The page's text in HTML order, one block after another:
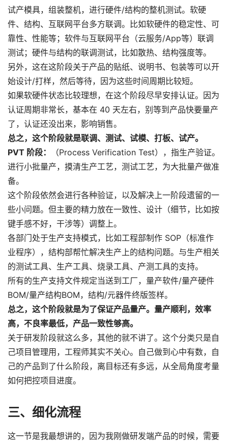
试产模具，组装整机，进行硬件/结构的整机测试。软硬
件、结构、互联网平台多方联调。比如软硬件的稳定性、可
靠性、性能等；软件与互联网平台（云服务/App等）联调
测试；硬件与结构的联调测试，比如散热、结构强度等。
另外，这在这阶段关于产品的贴纸、说明书、包装等可以开
始设计/打样，然后等待，因为这些时间周期比较短。
如果软硬件状态比较理想，在这个阶段尽早安排认证。因为
认证周期非常长，基本在 40 天左右，别等到产品快要量产
了，认证还没出来，影响销售。
总之，这个阶段就是联调、测试、试模、打板、试产。
PVT 阶段：
（Process Verification Test），指生产验证。
进行小批量产，摸清生产工艺，测试工艺，为大批量产做准
备。
这个阶段依然会进行各种验证，以及解决上一阶段遗留的一
些小问题。但主要的精力放在一致性、设计（细节，比如按
键手感不好，干涉等）调整上。
各部门处于生产支持模式，比如工程部制作 SOP（标准作
业程序），结构部帮忙解决生产上的结构问题。与生产相关
的测试工具、生产工具、烧录工具、产测工具的支持。
所有的生产支持文件规定当送到工厂，量产软件/量产硬件
BOM/量产结构BOM，结构/元器件终版签样。
总之，这个阶段就是为了保证产品量产。 量产顺利，效率
高，不良率最低，产品一致性够高。
关于研发阶段就这么多，其他的就不讲了。这个分类只是自
己项目管理用，工程师其实不关心。自己做到心中有数，自
己的产品到了什么阶段，离目标还有多远，从全局角度考量
如何把控项目进度。
三、细化流程
这一节是我最想讲的，因为我刚做研发端产品的时候，需要